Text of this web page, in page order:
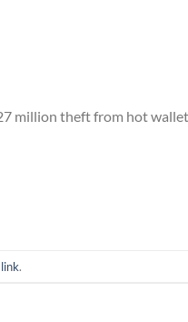
million theft from hot
.